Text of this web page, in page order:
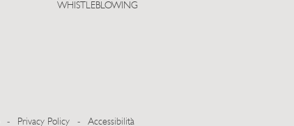
WHISTLEBLOWING
- Privacy Policy - Accessibilità